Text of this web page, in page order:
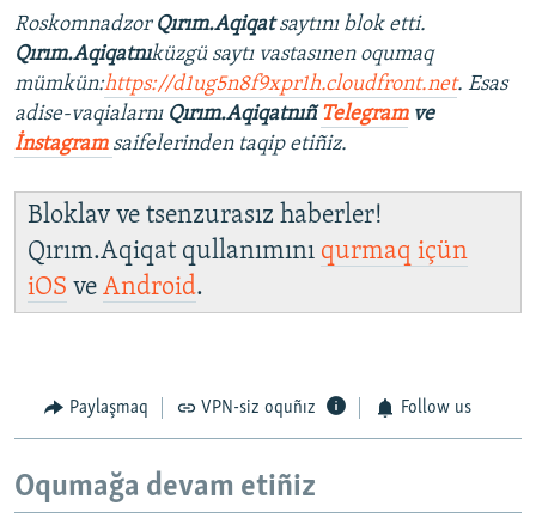
Roskomnadzor Qırım.Aqiqatsaytını blok etti.
Qırım.Aqiqatnıküzgü saytı vastasınen oqumaq
mümkün:https://d1ug5n8f9xpr1h.cloudfront.net. Esas
adise-vaqialarnı Qırım.Aqiqatnıñ Telegramve
İnstagram saifelerinden taqip etiñiz.
Bloklav ve tsenzurasız haberler!
Qırım.Aqiqat qullanımını qurmaq içün
iOS ve Android.
Paylaşmaq VPN-siz oquñız Follow us
Oqumağa devam etiñiz